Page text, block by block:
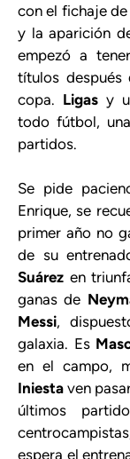
con el fichaje de
y la aparición
empezó a
títulos después
copa. Ligas y
todo fútbol,
partidos.
Se pide
Enrique, se
primer año no
de su
Suárez en
ganas de
Messi,
galaxia. Es
en el campo,
Iniesta ven
últimos
espera el